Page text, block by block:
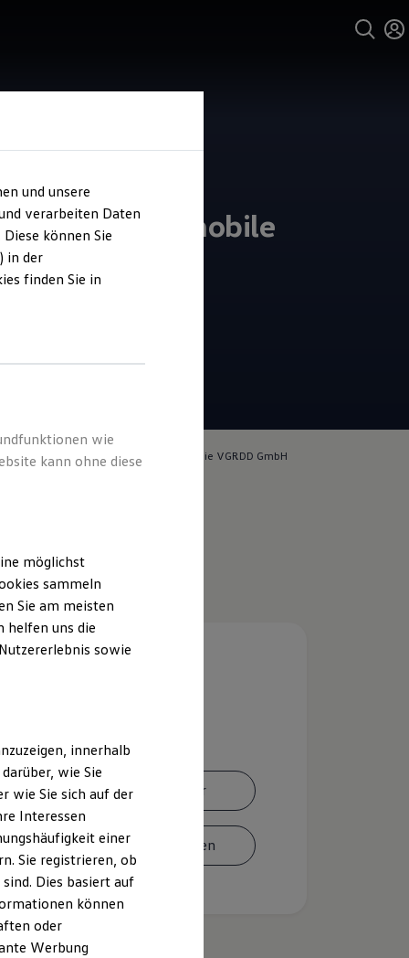
Automobile
für die Inhalte auf dieser Seite ist die VGRDD GmbH
Ansprechpartner
Termin vereinbaren
und unsere
verarbeiten Daten
können Sie
in der
finden Sie in
wie
kann ohne diese
möglichst
sammeln
Sie am meisten
helfen uns die
sowie
innerhalb
wie Sie
wie Sie sich auf der
Interessen
einer
Sie registrieren, ob
Dies basiert auf
können
oder
Werbung